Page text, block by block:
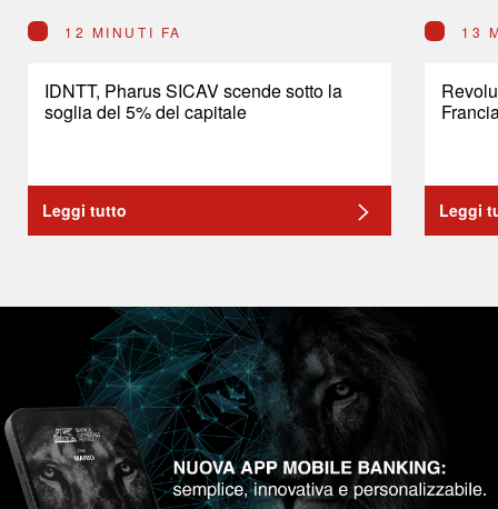
12 MINUTI FA
IDNTT, Pharus SICAV scende sotto la
soglia del 5% del capitale
Leggi tutto
13
Leggi